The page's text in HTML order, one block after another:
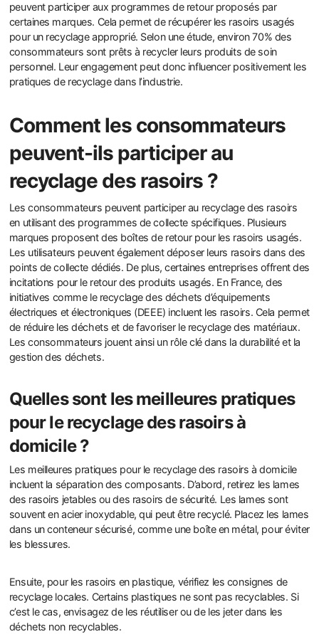
peuvent participer aux programmes de retour proposés par
certaines marques. Cela permet de récupérer les rasoirs usagés
pour un recyclage approprié. Selon une étude, environ 70% des
consommateurs sont prêts à recycler leurs produits de soin
personnel. Leur engagement peut donc influencer positivement les
pratiques de recyclage dans l’industrie.
Comment les consommateurs
peuvent-ils participer au
recyclage des rasoirs ?
Les consommateurs peuvent participer au recyclage des rasoirs
en utilisant des programmes de collecte spécifiques. Plusieurs
marques proposent des boîtes de retour pour les rasoirs usagés.
Les utilisateurs peuvent également déposer leurs rasoirs dans des
points de collecte dédiés. De plus, certaines entreprises offrent des
incitations pour le retour des produits usagés. En France, des
initiatives comme le recyclage des déchets d’équipements
électriques et électroniques (DEEE) incluent les rasoirs. Cela permet
de réduire les déchets et de favoriser le recyclage des matériaux.
Les consommateurs jouent ainsi un rôle clé dans la durabilité et la
gestion des déchets.
Quelles sont les meilleures pratiques
pour le recyclage des rasoirs à
domicile ?
Les meilleures pratiques pour le recyclage des rasoirs à domicile
incluent la séparation des composants. D’abord, retirez les lames
des rasoirs jetables ou des rasoirs de sécurité. Les lames sont
souvent en acier inoxydable, qui peut être recyclé. Placez les lames
dans un conteneur sécurisé, comme une boîte en métal, pour éviter
les blessures.
Ensuite, pour les rasoirs en plastique, vérifiez les consignes de
recyclage locales. Certains plastiques ne sont pas recyclables. Si
c’est le cas, envisagez de les réutiliser ou de les jeter dans les
déchets non recyclables.